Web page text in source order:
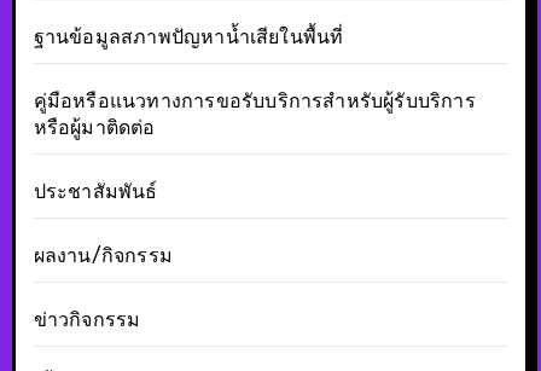
ฐานข้อมูลสภาพปัญหาน้ำเสียในพื้นที่
คู่มือหรือแนวทางการขอรับบริการสำหรับผู้รับบริการ
หรือผู้มาติดต่อ
ประชาสัมพันธ์
ผลงาน/กิจกรรม
ข่าวกิจกรรม